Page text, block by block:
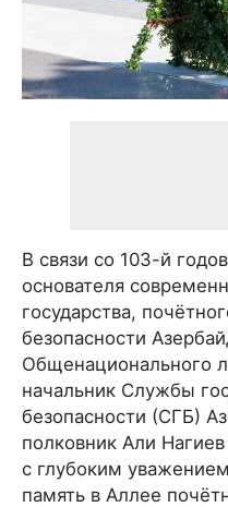
В связи со 103-й
основателя
государства,
безопасности
Общенационального
начальник Службы
безопасности (СГБ)
полковник Али
с глубоким
память в Аллее